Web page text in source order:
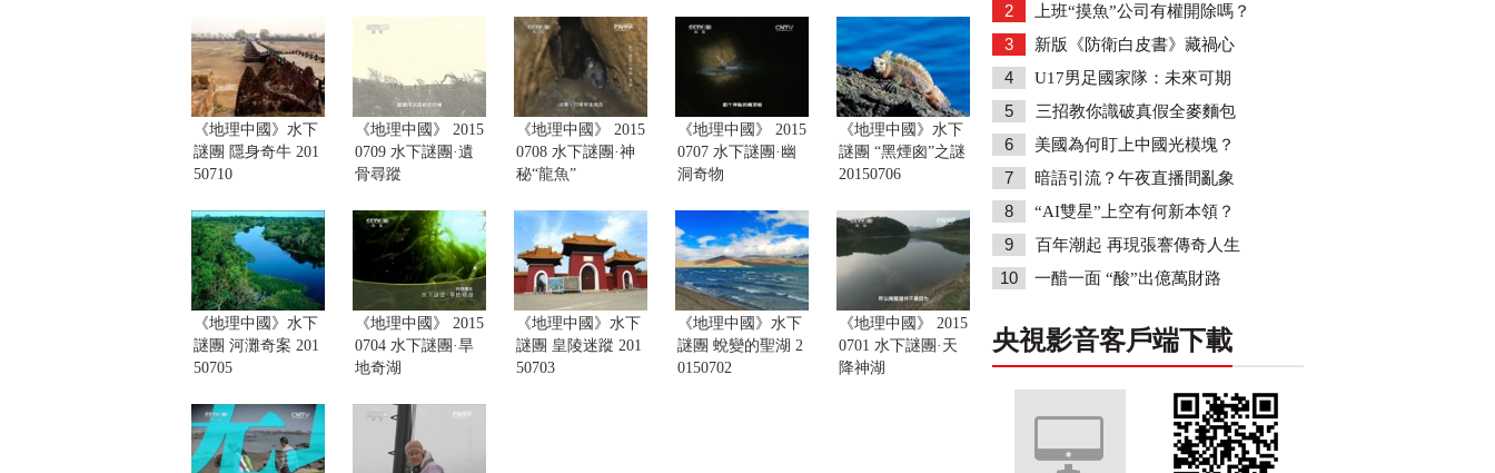
《地理中國》水下
謎團 隱身奇牛 201
50710
《地理中國》 2015
0709 水下謎團·遺
骨尋蹤
《地理中國》 2015
0708 水下謎團·神
秘“龍魚”
《地理中國》 2015
0707 水下謎團·幽
洞奇物
《地理中國》水下
謎團 “黑煙囪”之謎
20150706
《地理中國》水下
謎團 河灘奇案 201
50705
《地理中國》 2015
0704 水下謎團·旱
地奇湖
《地理中國》水下
謎團 皇陵迷蹤 201
50703
《地理中國》水下
謎團 蛻變的聖湖 2
0150702
《地理中國》 2015
0701 水下謎團·天
降神湖
2 上班“摸魚”公司有權開除嗎？
3 新版《防衛白皮書》藏禍心
4 U17男足國家隊：未來可期
5 三招教你識破真假全麥麵包
6 美國為何盯上中國光模塊？
7 暗語引流？午夜直播間亂象
8 “AI雙星”上空有何新本領？
9 百年潮起 再現張謇傳奇人生
10 一醋一面 “酸”出億萬財路
央視影音客戶端下載